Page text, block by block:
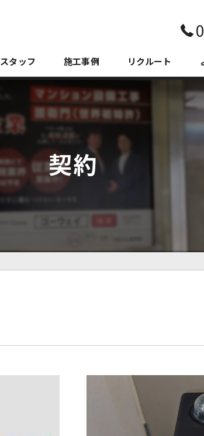
スタッフ 施工事例 リクルート
契約